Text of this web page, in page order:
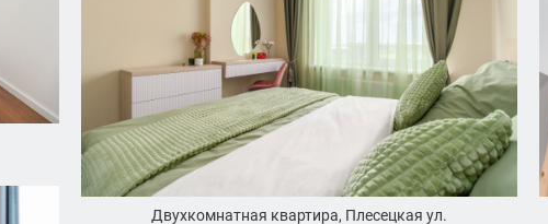
Двухкомнатная квартира, Плесецкая ул.